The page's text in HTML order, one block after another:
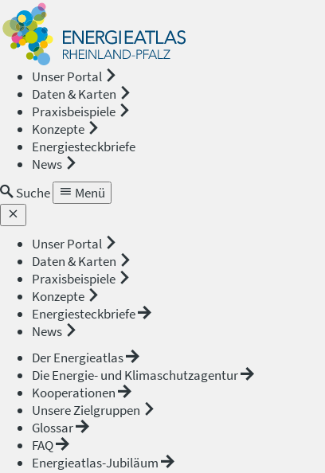
Unser Portal
Daten & Karten
Praxisbeispiele
Konzepte
Energiesteckbriefe
News
Suche
Menü
Unser Portal
Daten & Karten
Praxisbeispiele
Konzepte
Energiesteckbriefe
News
Der Energieatlas
Die Energie- und Klimaschutzagentur
Kooperationen
Unsere Zielgruppen
Glossar
FAQ
Energieatlas-Jubiläum